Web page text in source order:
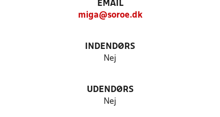
EMAIL
miga@soroe.dk
INDENDØRS
Nej
UDENDØRS
Nej